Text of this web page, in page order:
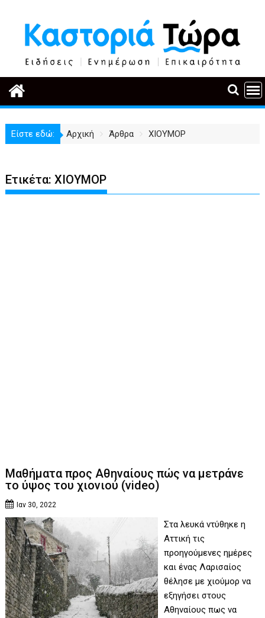
περιεχόμενο
Είστε εδώ: Αρχική Άρθρα ΧΙΟΥΜΟΡ
Ετικέτα:ΧΙΟΥΜΟΡ
Μαθήματα προς Αθηναίους πώς να μετράνε
το ύψος του χιονιού (video)
Ιαν 30, 2022
Στα λευκά ντύθηκε η
Αττική τις
προηγούμενες ημέρες
και ένας Λαρισαίος
θέλησε με χιούμορ να
εξηγήσει στους
Αθηναίους πως να